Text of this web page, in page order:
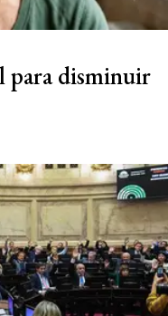
para disminuir